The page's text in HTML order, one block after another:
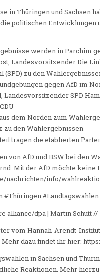
in Thüringen und Sachsen
politischen Entwicklungen
werden in Parchim
Landesvorsitzender Die
(SPD) zu den
gegen AfD im
Landesvorsitzender SPD
dem Norden zum
zu den Wahlergebnissen
tragen die etablierten
von AfD und BSW bei den
Mit der AfD möchte keine
nachrichten/info/
#Thüringen #Landtagswahlen
alliance/dpa | Martin Schutt //
vom Hannah-Arendt-
dazu findet ihr hier:
in Sachsen und
Reaktionen. Mehr